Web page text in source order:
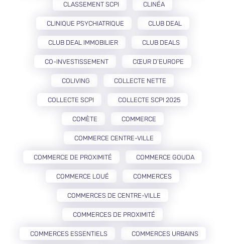
CLASSEMENT SCPI CLINÉA
CLINIQUE PSYCHIATRIQUE CLUB DEAL
CLUB DEAL IMMOBILIER CLUB DEALS
CO-INVESTISSEMENT CŒUR D’EUROPE
COLIVING COLLECTE NETTE
COLLECTE SCPI COLLECTE SCPI 2025
COMÈTE COMMERCE
COMMERCE CENTRE-VILLE
COMMERCE DE PROXIMITÉ COMMERCE GOUDA
COMMERCE LOUÉ COMMERCES
COMMERCES DE CENTRE-VILLE
COMMERCES DE PROXIMITÉ
COMMERCES ESSENTIELS COMMERCES URBAINS